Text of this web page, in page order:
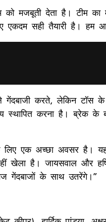
को मजबूती देता है।
एकदम सही तैयारी
करते, लेकिन टॉस
करना है। ब्रेक
एक अच्छा अवसर है।
है। जायसवाल और
गेंदबाजों के साथ उतरेंगे।”